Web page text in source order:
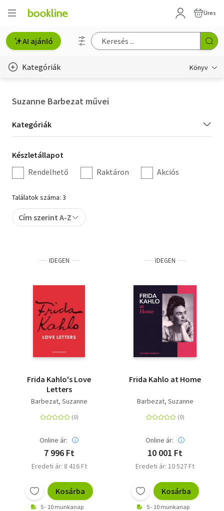
Üres
AI ajánló
Kategóriák Könyv
Hobbi, szabadidő
Irodalom
Művészet
Szakkönyv
Tankönyv, segédkönyv
Társadalomtudomány
Természettudomány
Történelem
Suzanne Barbezat művei
Kategória
szűrés
Kategóriák
Készletállapot
szűrés
Készletállapot
Rendelhető
Raktáron Akciós
Találatok száma: 3
Cím szerint A-Z
IDEGEN
Frida Kahlo's Love
Letters
Barbezat, Suzanne
Online ár:
7 996 Ft
Eredeti ár: 8 416 Ft
Kosárba
5 - 10 munkanap
IDEGEN
Frida Kahlo at Home
Barbezat, Suzanne
Online ár:
10 001 Ft
Eredeti ár: 10 527 Ft
Kosárba
5 - 10 munkanap